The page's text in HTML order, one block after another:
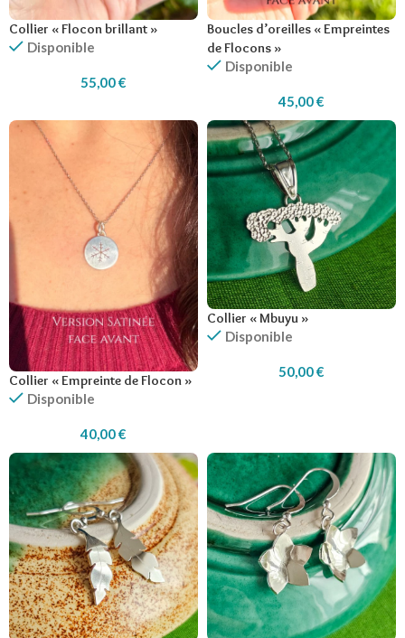
Collier « Flocon brillant »
Disponible
55,00€
Boucles d’oreilles « Empreintes
de Flocons »
Disponible
45,00€
Collier « Empreinte de Flocon »
Disponible
40,00€
Collier « Mbuyu »
Disponible
50,00€